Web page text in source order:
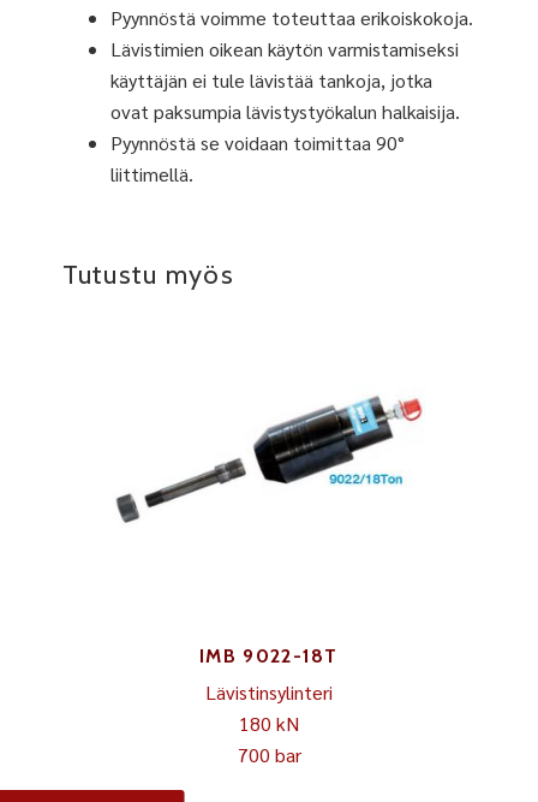
Pyynnöstä voimme toteuttaa erikoiskokoja.
Lävistimien oikean käytön varmistamiseksi
käyttäjän ei tule lävistää tankoja, jotka
ovat paksumpia lävistystyökalun halkaisija.
Pyynnöstä se voidaan toimittaa 90°
liittimellä.
Tutustu myös
IMB 9022-18T
Lävistinsylinteri
180 kN
700 bar